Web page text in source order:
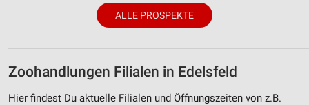
ALLE PROSPEKTE
Zoohandlungen Filialen in Edelsfeld
Hier findest Du aktuelle Filialen und Öffnungszeiten von z.B.